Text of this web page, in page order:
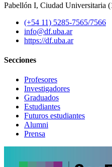
Pabellón I, Ciudad Universitaria
(+54 11) 5285-7565/7566
info@df.uba.ar
https://df.uba.ar
Secciones
Profesores
Investigadores
Graduados
Estudiantes
Futuros estudiantes
Alumni
Prensa